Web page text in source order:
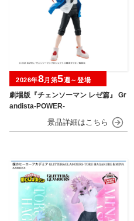
劇場版『チェンソーマン レゼ篇』 Gr
andista-POWER-
2026年8月第5週～登場